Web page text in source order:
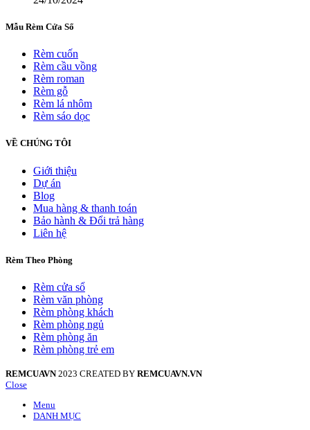
Mẫu Rèm Cửa Sổ
Rèm cuốn
Rèm cầu vồng
Rèm roman
Rèm gỗ
Rèm lá nhôm
Rèm sáo dọc
VỀ CHÚNG TÔI
Giới thiệu
Dự án
Blog
Mua hàng & thanh toán
Bảo hành & Đổi trả hàng
Liên hệ
Rèm Theo Phòng
Rèm cửa sổ
Rèm văn phòng
Rèm phòng khách
Rèm phòng ngủ
Rèm phòng ăn
Rèm phòng trẻ em
REMCUAVN 2023 CREATED BY REMCUAVN.VN
Close
Menu
DANH MỤC